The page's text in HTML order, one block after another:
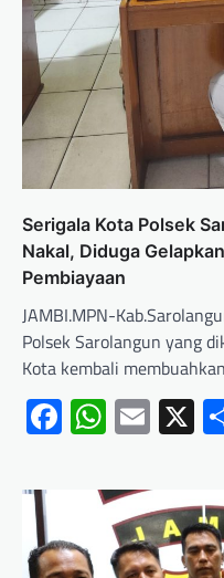
Serigala Kota Polsek
Nakal, Diduga
Pembiayaan
JAMBI.MPN-
Polsek Sarolangun yang
Kota kembali
FacebookX